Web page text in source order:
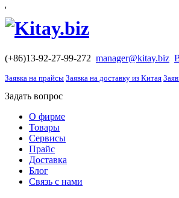
'
(+86)13-92-27-99-272 manager@kitay.biz
Заявка на прайсы Заявка на доставку из Китая
Задать вопрос
О фирме
Товары
Сервисы
Прайс
Доставка
Блог
Связь с нами